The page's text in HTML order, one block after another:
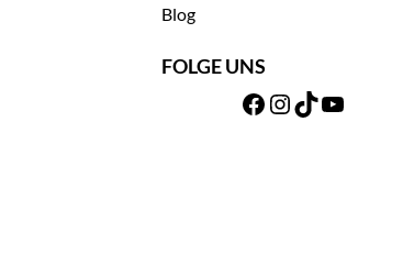
Blog
FOLGE UNS
Facebook
Instagram
TikTokYouTube